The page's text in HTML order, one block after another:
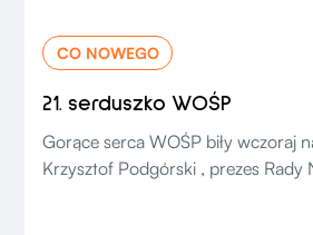
CO NOWEGO
21. serduszko WOŚP
Gorące serca WOŚP biły wczoraj
Krzysztof Podgórski , prezes Rady